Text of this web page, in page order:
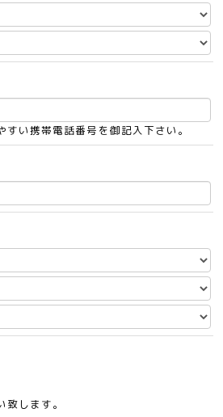
い携帯電話番号を御記入下さい。
します。